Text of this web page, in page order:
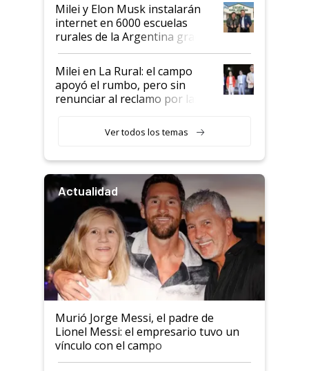
Milei y Elon Musk instalarán
internet en 6000 escuelas
rurales de la Argentina gracias
a un acuerdo con Starlink
Milei en La Rural: el campo
apoyó el rumbo, pero sin
renunciar al reclamo por las
Ver todos los temas
Actualidad
Murió Jorge Messi, el padre de
Lionel Messi: el empresario tuvo un
vínculo con el campo